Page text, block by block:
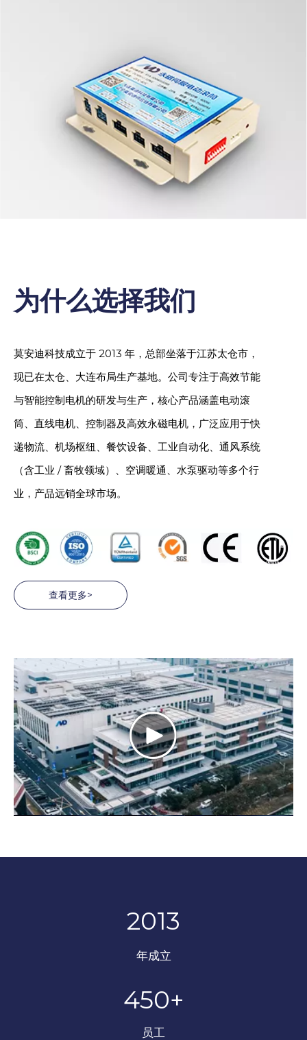
为什么选择我们
莫安迪科技成立于 2013 年，总部坐落于江苏太仓市，
现已在太仓、大连布局生产基地。公司专注于高效节能
与智能控制电机的研发与生产，核心产品涵盖电动滚
筒、直线电机、控制器及高效永磁电机，广泛应用于快
递物流、机场枢纽、餐饮设备、工业自动化、通风系统
（含工业 / 畜牧领域）、空调暖通、水泵驱动等多个行
业，产品远销全球市场。
查看更多>
Play
Video
2013
年成立
450+
员工